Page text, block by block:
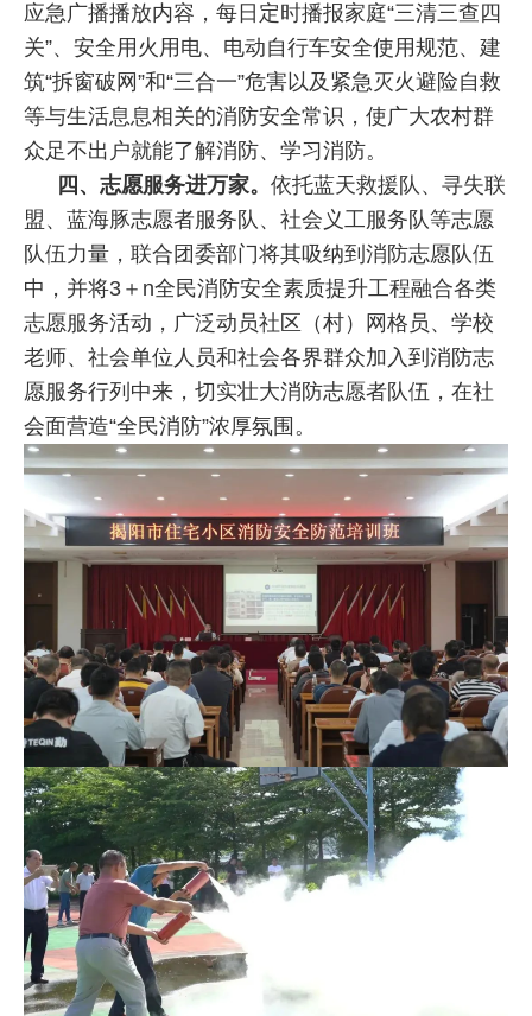
应急广播播放内容，每日定时播报家庭“三清三查四
关”、安全用火用电、电动自行车安全使用规范、建
筑“拆窗破网”和“三合一”危害以及紧急灭火避险自救
等与生活息息相关的消防安全常识，使广大农村群
众足不出户就能了解消防、学习消防。
四、志愿服务进万家。 依托蓝天救援队、寻失联
盟、蓝海豚志愿者服务队、社会义工服务队等志愿
队伍力量，联合团委部门将其吸纳到消防志愿队伍
中，并将3＋n全民消防安全素质提升工程融合各类
志愿服务活动，广泛动员社区（村）网格员、学校
老师、社会单位人员和社会各界群众加入到消防志
愿服务行列中来，切实壮大消防志愿者队伍，在社
会面营造“全民消防”浓厚氛围。